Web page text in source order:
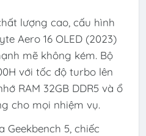
lượng cao, cấu hình
Aero 16 OLED (2023)
mẽ không kém. Bộ
với tốc độ turbo lên
RAM 32GB DDR5 và ổ
cho mọi nhiệm vụ.
5, chiếc